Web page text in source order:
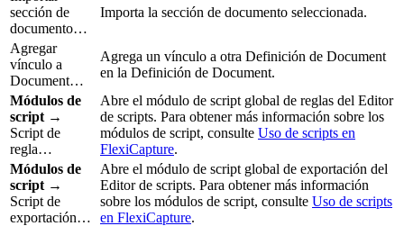
sección de
documento…
Importa la sección de documento seleccionada.
Agregar
vínculo a
Document…
Agrega un vínculo a otra Definición de Document
en la Definición de Document.
Módulos de
script →
Script de
regla…
Abre el módulo de script global de reglas del Editor
de scripts. Para obtener más información sobre los
módulos de script, consulte Uso de scripts en
FlexiCapture.
Módulos de
script →
Script de
exportación…
Abre el módulo de script global de exportación del
Editor de scripts. Para obtener más información
sobre los módulos de script, consulte Uso de scripts
en FlexiCapture.